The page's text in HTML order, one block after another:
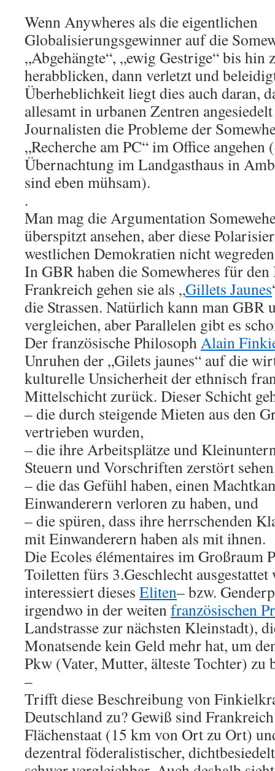
Wenn Anywheres als die eigentlichen
Globalisierungsgewinner auf die
„Abgehängte“, „ewig Gestrige“ bis hin
herabblicken, dann verletzt und
Überheblichkeit liegt dies auch daran,
allesamt in urbanen Zentren
Journalisten die Probleme der
„Recherche am PC“ im Office angehen
Übernachtung im Landgasthaus in
sind eben mühsam).
.
Man mag die Argumentation
überspitzt ansehen, aber diese
westlichen Demokratien nicht
In GBR haben die Somewheres für
Frankreich gehen sie als „Gillets Jaunes
die Strassen. Natürlich kann man GBR
vergleichen, aber Parallelen gibt es
Der französische PhilosophAlain
Unruhen der „Gilets jaunes“ auf die
kulturelle Unsicherheit der ethnisch
Mittelschicht zurück. Dieser Schicht
– die durch steigende Mieten aus den
vertrieben wurden,
– die ihre Arbeitsplätze und
Steuern und Vorschriften zerstört
– die das Gefühl haben, einen
Einwanderern verloren zu haben, und
– die spüren, dass ihre herrschenden
mit Einwanderern haben als mit ihnen.
Die Ecoles élémentaires im Großraum
Toiletten fürs 3.Geschlecht ausgestattet
interessiert dieses Eliten– bzw.
irgendwo in der weitenfranzösischen
Landstrasse zur nächsten Kleinstadt),
Monatsende kein Geld mehr hat, um
Pkw (Vater, Mutter, älteste Tochter) zu
–
Trifft diese Beschreibung von
Deutschland zu? Gewiß sind
Flächenstaat (15 km von Ort zu Ort)
dezentral föderalistischer,